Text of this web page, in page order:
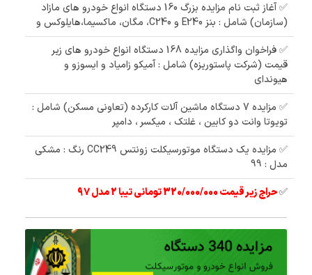
✅ آغاز ثبت نام مزایده بزرگ 160 دستگاه انواع خودرو های مازاد
(سازمان) شامل : بنز E240 و C240، مگان، ماکسیما،هایلوکس و
✅ فراخوان واگذاری مزایده 168 دستگاه انواع خودرو های زیر
قیمت (شرکت پاستوریزه) شامل : آمیکو زامیاد و ایسوزو و
هیوندای
✅ مزایده 7 دستگاه ماشین آلات کارکرده (تعاونی مسکن) شامل :
تویوتا وانت دو کابین ، غلتک ، میکسر ، دامپر
✅ مزایده یک دستگاه موتورسیکلت زونتس CC249 رنگ : مشکی
مدل : 99
✅حراج زیر قیمت 320/000/000 تومانی تیبا 2 مدل 97